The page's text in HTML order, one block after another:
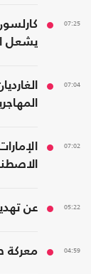
07:25
يشعل
07:04
07:02
05:22 عن
04:59 معركة